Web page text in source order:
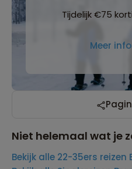
Tijdelijk €75
Meer
Niet helemaal wat je
Bekijk alle 22-35ers reizen